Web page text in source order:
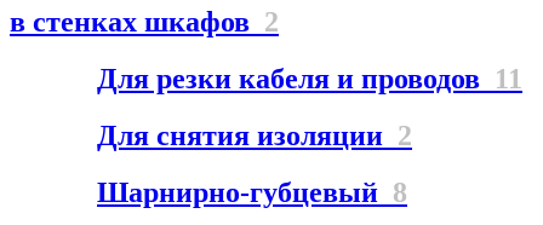
в стенках шкафов 2
Для резки кабеля и проводов 11
Для снятия изоляции 2
Шарнирно-губцевый 8